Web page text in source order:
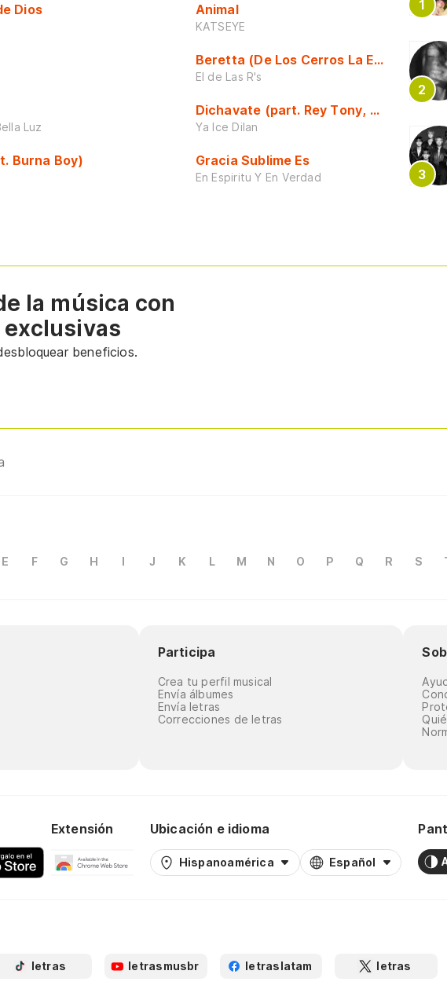
Dios
Luz
Burna Boy)
Animal
KATSEYE
Beretta (De Los Cerros La Escuela)
El de Las R's
Dichavate (part. Rey Tony, Dj Honda y
Ya Ice Dilan
Gracia Sublime Es
En Espiritu Y En Verdad
la música con
beneficios.
E F G H I J K L M N O P Q R S
Participa
Crea tu perfil musical
Envía álbumes
Envía letras
Correcciones de letras
Extensión Ubicación e idioma
Hispanoamérica Español
letras letrasmusbr letraslatam letras